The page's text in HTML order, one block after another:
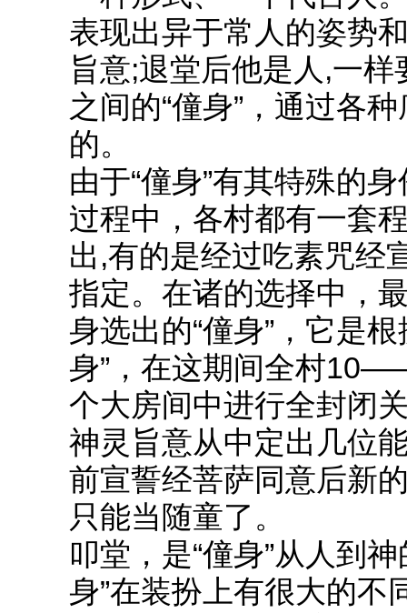
表现出异于常人的姿势
旨意;退堂后他是人,一
之间的“僮身”，通过各
的。
由于“僮身”有其特殊的
过程中，各村都有一套
出,有的是经过吃素咒经
指定。在诸的选择中，
身选出的“僮身”，它是
身”，在这期间全村
个大房间中进行全封闭
神灵旨意从中定出几位
前宣誓经菩萨同意后新
只能当随童了。
叩堂，是“僮身”从人到
身”在装扮上有很大的不